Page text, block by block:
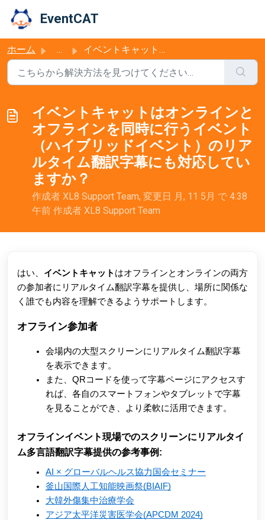
EventCAT
ホーム ... イベントキャットはオンラインとオフラインを同時に行うイベント（ハイブリッドイベント）のリアルタイム翻訳字幕にも対応...
イベントキャットはオンラインと
オフラインを同時に行うイベント
（ハイブリッドイベント）のリア
ルタイム翻訳字幕にも対応してい
ますか？
作成者 XL8 Support Team, 変更日 月, 11 5月 で 4:38
午前 作成者 XL8 Support Team
はい、 イベントキャット はオフラインとオンラインの両方
の参加者にリアルタイム翻訳字幕を提供し、場所に関係な
く誰でも内容を理解できるようサポートします。
オフライン参加者
会場内の大型スクリーンにリアルタイム翻訳字幕
を表示できます。
また、QRコードを使って字幕ページにアクセスす
れば、各自のスマートフォンやタブレットで字幕
を見ることができ、より柔軟に活用できます。
オフラインイベント現場でのスクリーンにリアルタイ
ム多言語翻訳字幕提供の参考事例:
AI × グローバルヘルス協力国会セミナー
釜山国際人工知能映画祭(BIAIF)
大韓外傷集中治療学会
アジア太平洋災害医学会(APCDM 2024)